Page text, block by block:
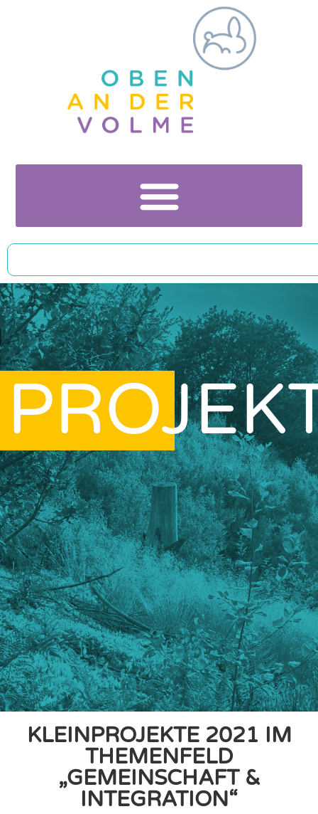
KLEINPROJEKTE 2021 IM
THEMENFELD
„GEMEINSCHAFT &
INTEGRATION“